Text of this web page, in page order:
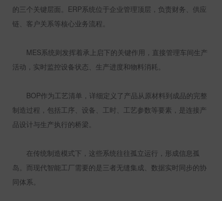
的三个关键层面。 ERP系统位于企业管理顶层，负责财务、供应
链、客户关系等核心业务流程。
MES系统则发挥着承上启下的关键作用，直接管理车间生产
活动，实时监控设备状态、生产进度和物料消耗。
BOP作为工艺清单，详细定义了产品从原材料到成品的完整
制造过程，包括工序、设备、工时、工艺参数等要素，是连接产
品设计与生产执行的桥梁。
在传统制造模式下，这些系统往往孤立运行，形成信息孤
岛。而现代智能工厂需要的是三者无缝集成、数据实时同步的协
同体系。